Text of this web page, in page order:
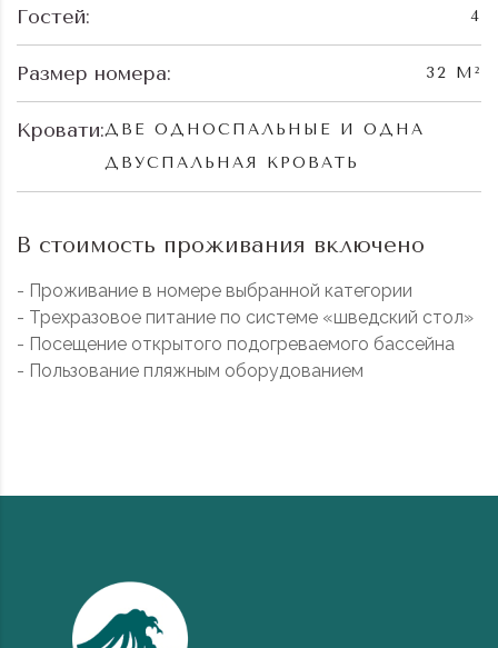
Гостей: 4
Размер номера: 32 M²
Кровати:ДВЕ ОДНОСПАЛЬНЫЕ И ОДНА
ДВУСПАЛЬНАЯ КРОВАТЬ
В стоимость проживания включено
- Проживание в номере выбранной категории
- Трехразовое питание по системе «шведский стол»
- Посещение открытого подогреваемого бассейна
- Пользование пляжным оборудованием